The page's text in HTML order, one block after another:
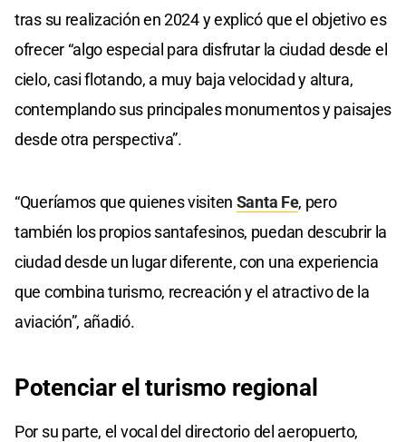
tras su realización en 2024 y explicó que el objetivo es
ofrecer “algo especial para disfrutar la ciudad desde el
cielo, casi flotando, a muy baja velocidad y altura,
contemplando sus principales monumentos y paisajes
desde otra perspectiva”.
“Queríamos que quienes visiten Santa Fe, pero
también los propios santafesinos, puedan descubrir la
ciudad desde un lugar diferente, con una experiencia
que combina turismo, recreación y el atractivo de la
aviación”, añadió.
Potenciar el turismo regional
Por su parte, el vocal del directorio del aeropuerto,